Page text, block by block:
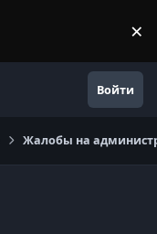
×
Войти
Жалобы на